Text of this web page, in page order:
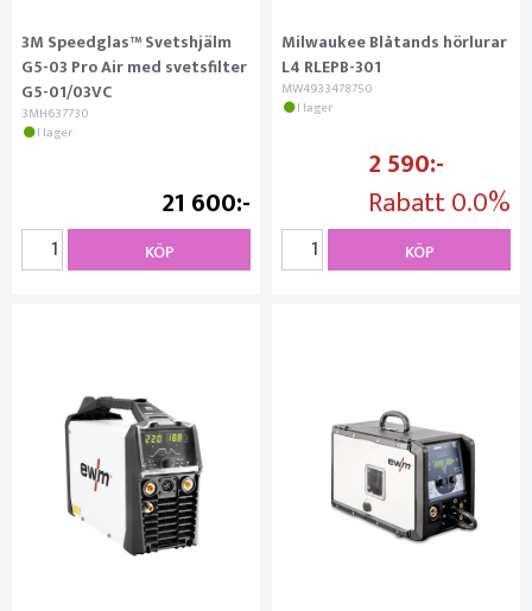
3M Speedglas™ Svetshjälm
G5-03 Pro Air med svetsfilter
G5-01/03VC
3MH637730
I lager
21 600
KÖP
Milwaukee Blåtands hörlurar
L4 RLEPB-301
MW4933478750
I lager
2 590
Rabatt0.0%
KÖP